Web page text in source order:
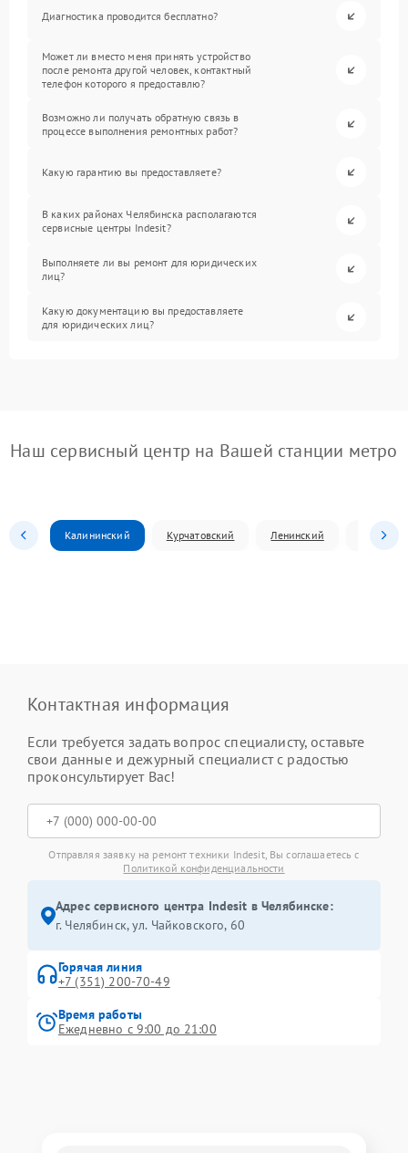
Диагностика проводится бесплатно?
Может ли вместо меня принять устройство
после ремонта другой человек, контактный
телефон которого я предоставлю?
Возможно ли получать обратную связь в
процессе выполнения ремонтных работ?
Какую гарантию вы предоставляете?
В каких районах Челябинска располагаются
сервисные центры Indesit?
Выполняете ли вы ремонт для юридических
лиц?
Какую документацию вы предоставляете
для юридических лиц?
Наш сервисный центр на Вашей станции метро
Калининский Курчатовский Ленинский
Контактная информация
Если требуется задать вопрос специалисту, оставьте
свои данные и дежурный специалист с радостью
проконсультирует Вас!
Отправляя заявку на ремонт техники Indesit, Вы соглашаетесь с
Политикой конфиденциальности
Адрес сервисного центра Indesit в Челябинске:
г. Челябинск, ул. Чайковского, 60
Горячая линия
+7 (351) 200-70-49
Время работы
Ежедневно с 9:00 до 21:00